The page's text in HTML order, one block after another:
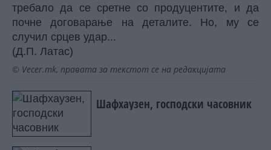
требало да се сретне со продуцентите, и да
почне договарање на деталите. Но, му се
случил срцев удар...
(Д.П. Латас)
© Vecer.mk, правата за текстот се на редакцијата
Шафхаузен, господски часовник